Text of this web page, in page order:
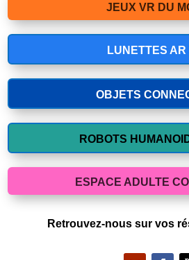
JEUX VR DU
LUNETTES AR
OBJETS
ROBOTS
ESPACE ADULTE
Retrouvez-nous sur vos